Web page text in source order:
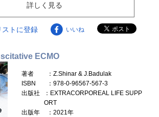
詳しく見る
ストに登録 いいね
ECMO
著者
：Z.Shinar & J.Badulak
ISBN
：978-0-96567-567-3
出版社
：EXTRACORPOREAL LIFE SUPP
ORT
出版年
：2021年